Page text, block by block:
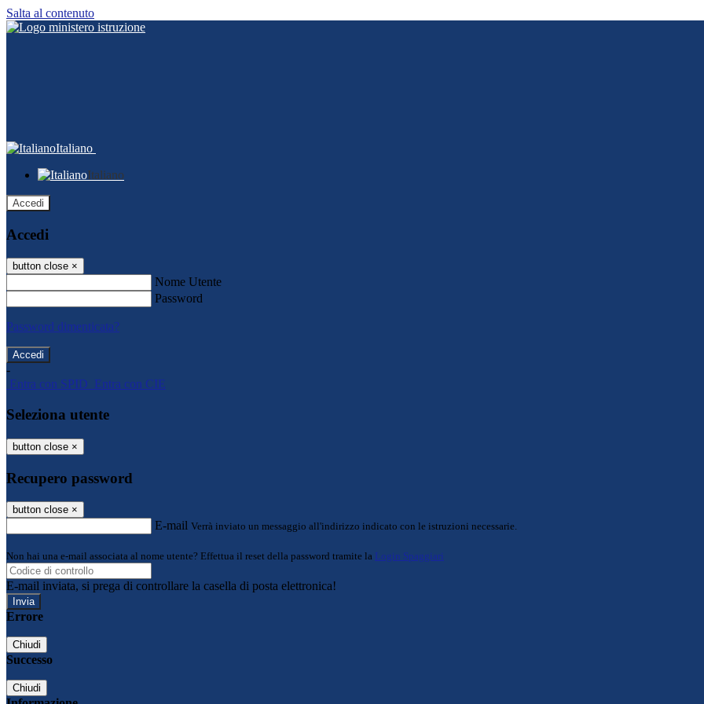
Salta al contenuto
Italiano
Italiano
Accedi
Accedi
button close ×
Nome Utente
Password
Password dimenticata?
-
Entra con SPID Entra con CIE
Seleziona utente
button close ×
Recupero password
button close ×
E-mail Verrà inviato un messaggio all'indirizzo indicato con le istruzioni necessarie.
Non hai una e-mail associata al nome utente? Effettua il reset della password tramite la Login Spaggiari
E-mail inviata, si prega di controllare la casella di posta elettronica!
Errore
Chiudi
Successo
Chiudi